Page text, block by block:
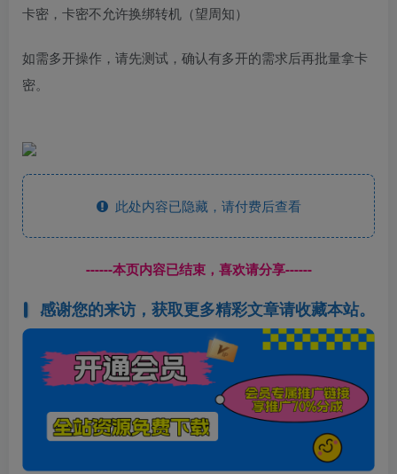
卡密，卡密不允许换绑转机（望周知）
如需多开操作，请先测试，确认有多开的需求后再批量拿卡
密。
此处内容已隐藏，请付费后查看
------本页内容已结束，喜欢请分享------
感谢您的来访，获取更多精彩文章请收藏本站。